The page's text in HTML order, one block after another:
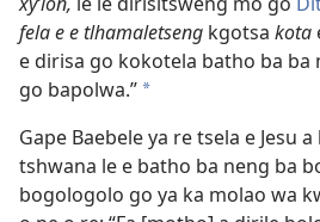
fela e e tlhamaletseng kgotsa kota
e dirisa go kokotela batho ba ba
go bapolwa.” *
Gape Baebele ya re tsela e Jesu
tshwana le e batho ba neng ba
bogologolo go ya ka molao wa